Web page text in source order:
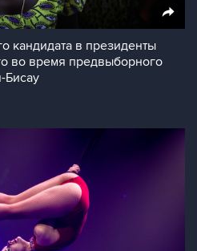
кандидата в президенты
во время предвыборного
Бисау